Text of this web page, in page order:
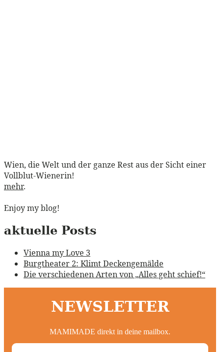
Wien, die Welt und der ganze Rest aus der Sicht einer
Vollblut-Wienerin!
mehr.
Enjoy my blog!
aktuelle Posts
Vienna my Love 3
Burgtheater 2: Klimt Deckengemälde
Die verschiedenen Arten von „Alles geht schief!“
NEWSLETTER
MAMIMADE direkt in deine mailbox.